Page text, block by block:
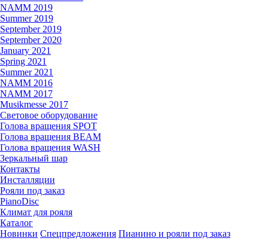
NAMM 2019
Summer 2019
September 2019
September 2020
January 2021
Spring 2021
Summer 2021
NAMM 2016
NAMM 2017
Musikmesse 2017
Световое оборудование
Голова вращения SPOT
Голова вращения BEAM
Голова вращения WASH
Зеркальный шар
Контакты
Инсталляции
Рояли под заказ
PianoDisc
Климат для рояля
Каталог
Новинки Спецпредложения Пианино и рояли под заказ